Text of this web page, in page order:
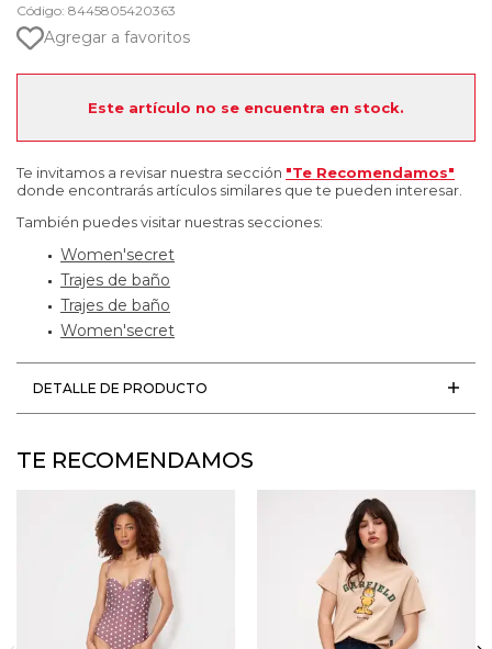
Código: 8445805420363
Agregar a favoritos
Este artículo no se encuentra en stock.
Te invitamos a revisar nuestra sección "Te Recomendamos"
donde encontrarás artículos similares que te pueden interesar.
También puedes visitar nuestras secciones:
Women'secret
Trajes de baño
Trajes de baño
Women'secret
DETALLE DE PRODUCTO
TE RECOMENDAMOS